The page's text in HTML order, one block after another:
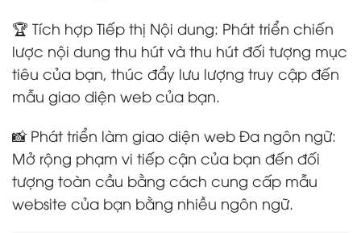
🏆 Tích hợp Tiếp thị Nội dung: Phát triển chiến
lược nội dung thu hút và thu hút đối tượng mục
tiêu của bạn, thúc đẩy lưu lượng truy cập đến
mẫu giao diện web của bạn.
📸 Phát triển làm giao diện web Đa ngôn ngữ:
Mở rộng phạm vi tiếp cận của bạn đến đối
tượng toàn cầu bằng cách cung cấp mẫu
website của bạn bằng nhiều ngôn ngữ.